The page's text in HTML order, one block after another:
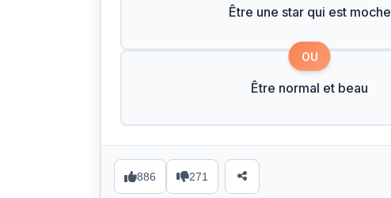
Être une star qui est moche
OU
Être normal et beau
886 271